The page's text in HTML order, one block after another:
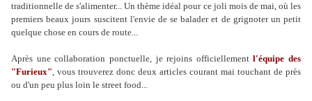
traditionnelle de s'alimenter... Un thème idéal pour ce joli mois de mai, où les
premiers beaux jours suscitent l'envie de se balader et de grignoter un petit
quelque chose en cours de route...
Après une collaboration ponctuelle, je rejoins officiellementl'équipe des
"Furieux", vous trouverez donc deux articles courant mai touchant de près
ou d'un peu plus loin le street food...